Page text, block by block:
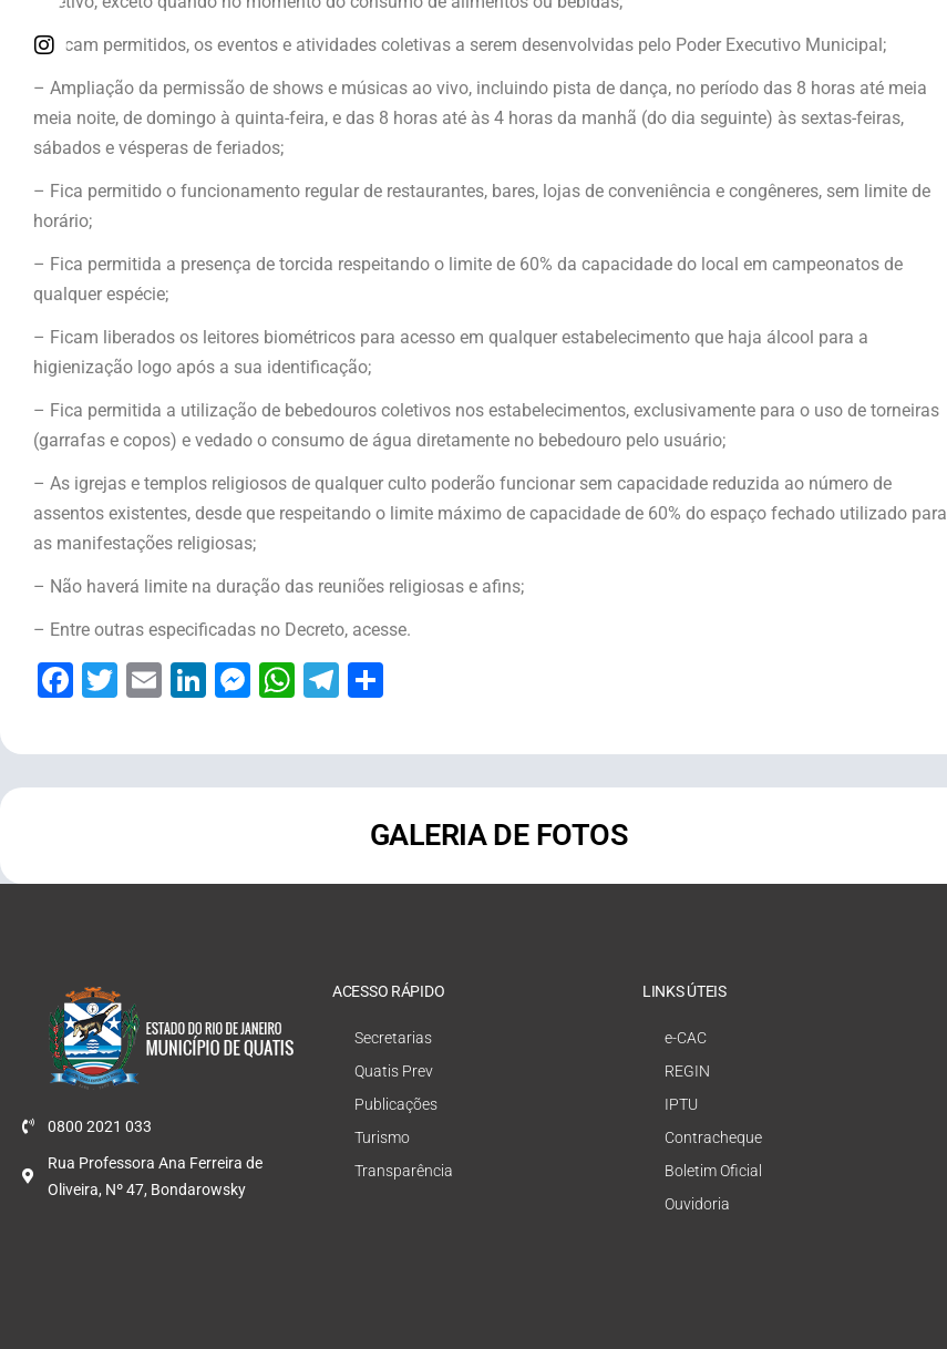
– Ficam permitidos, os eventos e atividades coletivas a serem desenvolvidas pelo Poder Executivo Municipal;
– Ampliação da permissão de shows e músicas ao vivo, incluindo pista de dança, no período das 8 horas até meia
meia noite, de domingo à quinta-feira, e das 8 horas até às 4 horas da manhã (do dia seguinte) às sextas-feiras,
sábados e vésperas de feriados;
– Fica permitido o funcionamento regular de restaurantes, bares, lojas de conveniência e congêneres, sem limite de
horário;
– Fica permitida a presença de torcida respeitando o limite de 60% da capacidade do local em campeonatos de
qualquer espécie;
– Ficam liberados os leitores biométricos para acesso em qualquer estabelecimento que haja álcool para a
higienização logo após a sua identificação;
– Fica permitida a utilização de bebedouros coletivos nos estabelecimentos, exclusivamente para o uso de torneiras
(garrafas e copos) e vedado o consumo de água diretamente no bebedouro pelo usuário;
– As igrejas e templos religiosos de qualquer culto poderão funcionar sem capacidade reduzida ao número de
assentos existentes, desde que respeitando o limite máximo de capacidade de 60% do espaço fechado utilizado para
as manifestações religiosas;
– Não haverá limite na duração das reuniões religiosas e afins;
– Entre outras especificadas no Decreto, acesse.
Facebook
Twitter
EmailLinkedIn
Messenger
WhatsApp
Telegram
GALERIA DE FOTOS
0800 2021 033
Rua Professora Ana Ferreira de
Oliveira, Nº 47, Bondarowsky
ACESSO RÁPIDO
Secretarias
Quatis Prev
Publicações
Turismo
Transparência
LINKS ÚTEIS
e-CAC
REGIN
IPTU
Contracheque
Boletim Oficial
Ouvidoria